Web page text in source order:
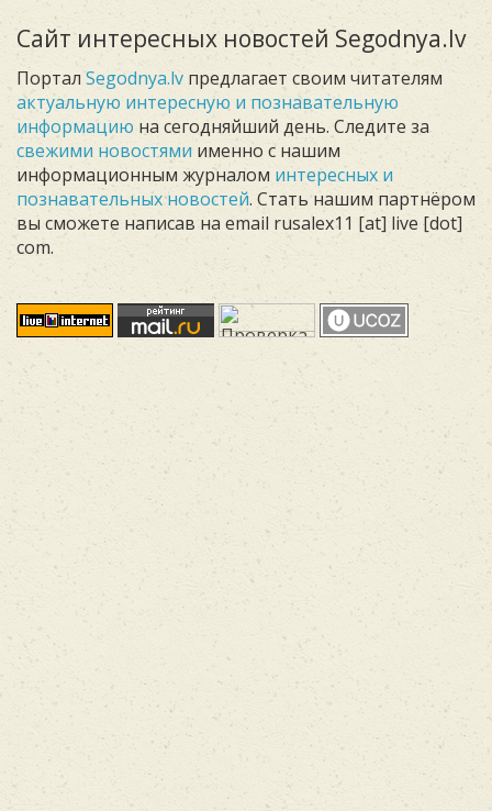
Сайт интересных новостей Segodnya.lv
Портал Segodnya.lv предлагает своим читателям
актуальную интересную и познавательную
информацию на сегодняйший день. Следите за
свежими новостями именно с нашим
информационным журналом интересных и
познавательных новостей. Стать нашим партнёром
вы сможете написав на email rusalex11 [at] live [dot]
com.